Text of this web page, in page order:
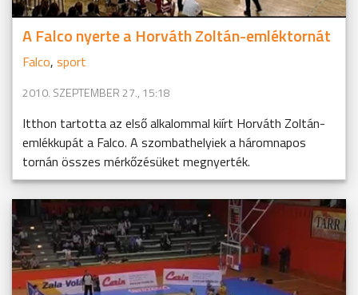
A Falco nyerte a Horváth Zoltán-emléktornát
Falco, sport
2010. SZEPTEMBER 27., 15:18
Itthon tartotta az első alkalommal kiírt Horváth Zoltán-
emlékkupát a Falco. A szombathelyiek a háromnapos
tornán összes mérkőzésüket megnyerték.